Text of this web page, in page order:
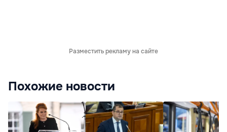
Разместить рекламу на сайте
Похожие новости